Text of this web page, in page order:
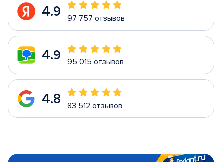
4.9 97 757 отзывов
4.9 95 015 отзывов
4.8 83 512 отзывов